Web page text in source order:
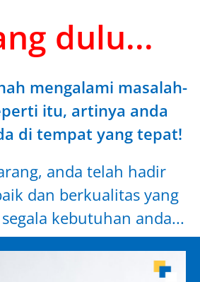
dulu...
mengalami masalah-
itu, artinya anda
di tempat yang tepat!
anda telah hadir
dan berkualitas yang
kebutuhan anda...